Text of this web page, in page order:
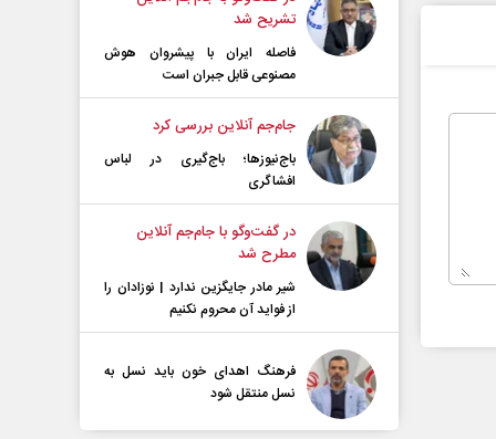
تشریح شد
فاصله ایران با پیشرو‌ان هوش
مصنوعی قابل جبران است
جام‌جم آنلاین بررسی کرد
باج‌نیوزها؛ باج‌گیری در لباس
افشاگری
در گفت‌و‌گو با جام‌جم آنلاین
مطرح شد
شیر مادر جایگزین ندارد | نوزادان را
از فواید آن محروم نکنیم
فرهنگ اهدای خون باید نسل به
نسل منتقل شود